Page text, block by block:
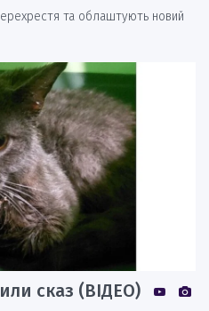
та облаштують новий
сказ (ВІДЕО)